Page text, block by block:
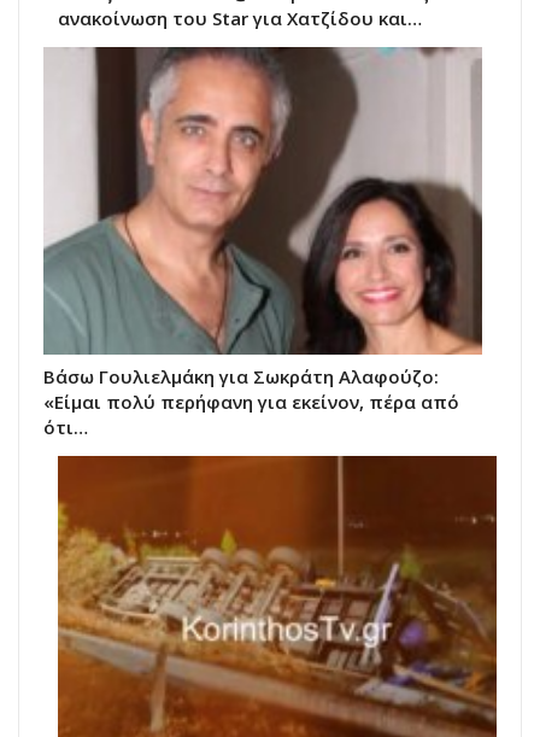
ανακοίνωση του Star για Χατζίδου και…
Βάσω Γουλιελμάκη για Σωκράτη Αλαφούζο:
«Είμαι πολύ περήφανη για εκείνον, πέρα από
ότι…